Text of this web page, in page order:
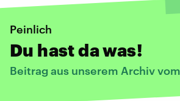
Peinlich
Du hast da was!
Beitrag aus unserem Archiv